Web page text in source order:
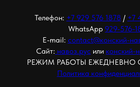
Телефон: +7 929 576 1878 / +7
WhatsApp 929-576-
E-mail: contact@конский-
Сайт: навоз.рус или конский-
РЕЖИМ РАБОТЫ ЕЖЕДНЕВНО С
Политика